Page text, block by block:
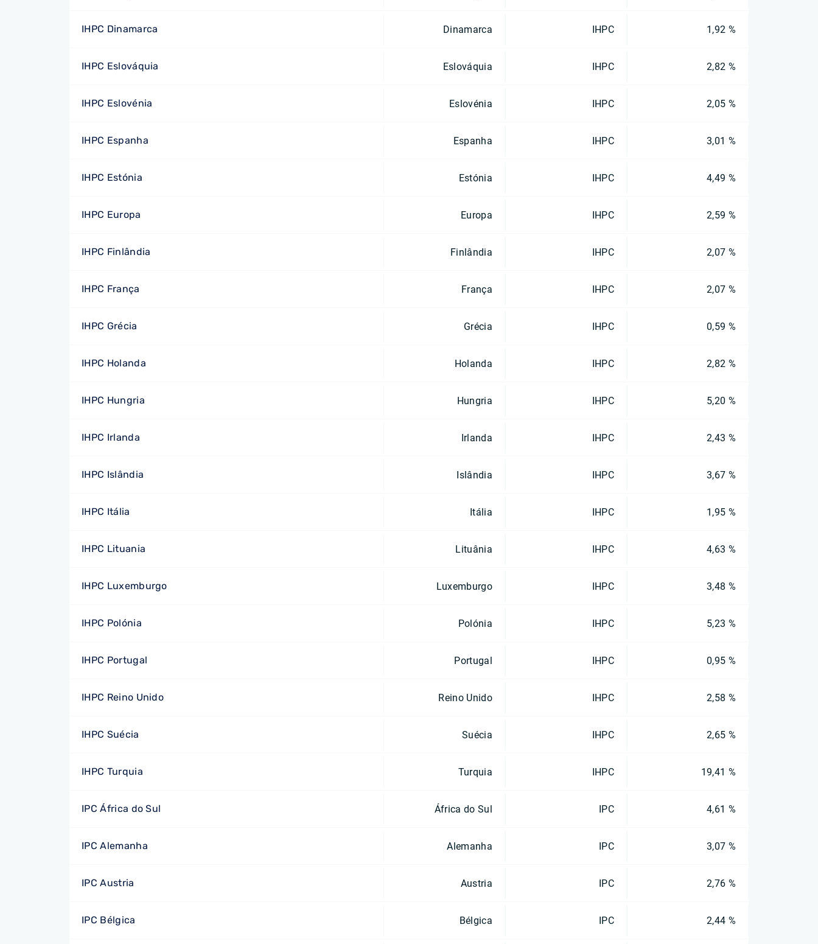
IHPC Dinamarca Dinamarca IHPC 1,92 %
IHPC Eslováquia Eslováquia IHPC 2,82 %
IHPC Eslovénia Eslovénia IHPC 2,05 %
IHPC Espanha Espanha IHPC 3,01 %
IHPC Estónia Estónia IHPC 4,49 %
IHPC Europa Europa IHPC 2,59 %
IHPC Finlândia Finlândia IHPC 2,07 %
IHPC França França IHPC 2,07 %
IHPC Grécia Grécia IHPC 0,59 %
IHPC Holanda Holanda IHPC 2,82 %
IHPC Hungria Hungria IHPC 5,20 %
IHPC Irlanda Irlanda IHPC 2,43 %
IHPC Islândia Islândia IHPC 3,67 %
IHPC Itália Itália IHPC 1,95 %
IHPC Lituania Lituânia IHPC 4,63 %
IHPC Luxemburgo Luxemburgo IHPC 3,48 %
IHPC Polónia Polónia IHPC 5,23 %
IHPC Portugal Portugal IHPC 0,95 %
IHPC Reino Unido Reino Unido IHPC 2,58 %
IHPC Suécia Suécia IHPC 2,65 %
IHPC Turquia Turquia IHPC 19,41 %
IPC África do Sul África do Sul IPC 4,61 %
IPC Alemanha Alemanha IPC 3,07 %
IPC Austria Austria IPC 2,76 %
IPC Bélgica Bélgica IPC 2,44 %